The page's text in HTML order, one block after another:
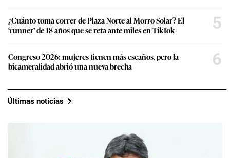
¿Cuánto toma correr de Plaza Norte al Morro Solar? El
‘runner’ de 18 años que se reta ante miles en TikTok
5
Congreso 2026: mujeres tienen más escaños, pero la
bicameralidad abrió una nueva brecha
6
Últimas noticias